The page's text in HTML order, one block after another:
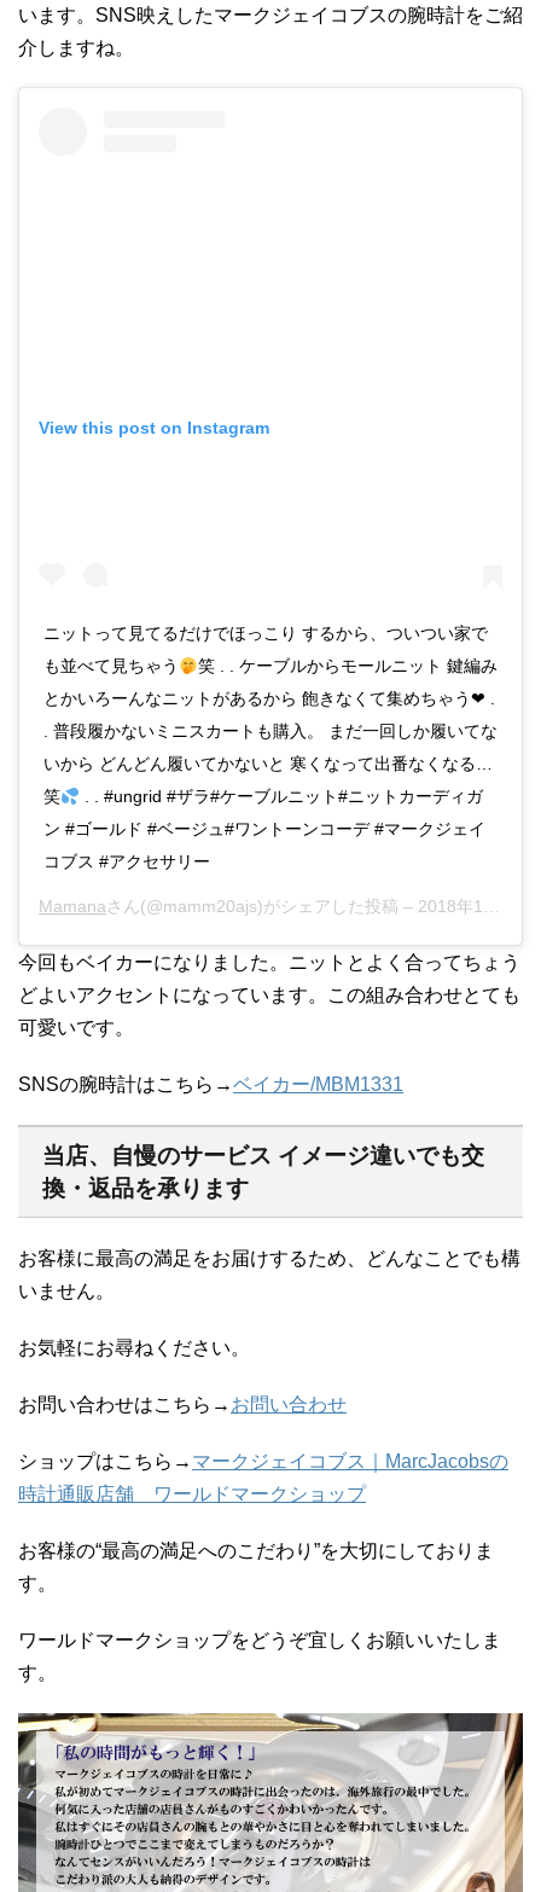
います。SNS映えしたマークジェイコブスの腕時計をご紹
介しますね。
View this post on Instagram
ニットって見てるだけでほっこり するから、ついつい家で
も並べて見ちゃう
笑 . . ケーブルからモールニット 鍵編み
とかいろーんなニットがあるから 飽きなくて集めちゃう❤︎ .
. 普段履かないミニスカートも購入。 まだ一回しか履いてな
いから どんどん履いてかないと 寒くなって出番なくなる…
笑
. . #ungrid #ザラ#ケーブルニット#ニットカーディガ
ン #ゴールド #ベージュ#ワントーンコーデ #マークジェイ
コブス #アクセサリー
Mamanaさん(@mamm20ajs)がシェアした投稿 – 2018年11月月26日午後8時15分PST
今回もベイカーになりました。ニットとよく合ってちょう
どよいアクセントになっています。この組み合わせとても
可愛いです。
SNSの腕時計はこちら→ベイカー/MBM1331
当店、自慢のサービス イメージ違いでも交
換・返品を承ります
お客様に最高の満足をお届けするため、どんなことでも構
いません。
お気軽にお尋ねください。
お問い合わせはこちら→ お問い合わせ
ショップはこちら→ マークジェイコブス｜MarcJacobsの
時計通販店舗 ワールドマークショップ
お客様の“最高の満足へのこだわり”を大切にしておりま
す。
ワールドマークショップをどうぞ宜しくお願いいたしま
す。